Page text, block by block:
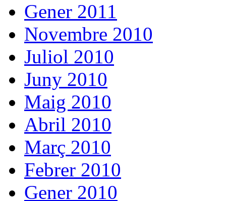
Gener 2011
Novembre 2010
Juliol 2010
Juny 2010
Maig 2010
Abril 2010
Març 2010
Febrer 2010
Gener 2010